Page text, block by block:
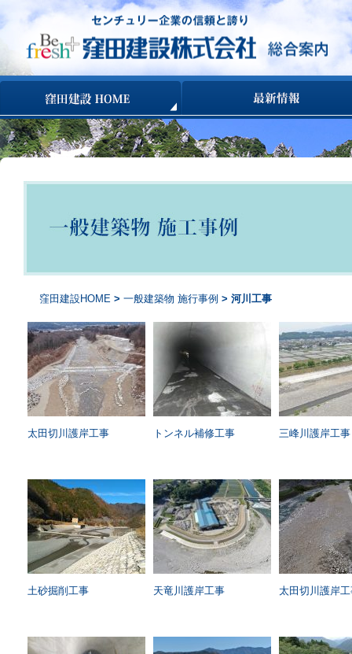
コンテンツへ移動
窪田建設HOME > 一般建築物 施行事例 > 河川工事
太田切川護岸工事 トンネル補修工事 三峰川護岸工事
土砂掘削工事 天竜川護岸工事 太田切川護岸